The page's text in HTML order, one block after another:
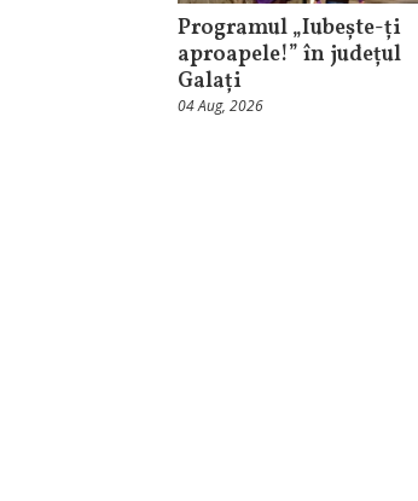
Programul „Iubește-ți
aproapele!” în județul
Galați
04 Aug, 2026